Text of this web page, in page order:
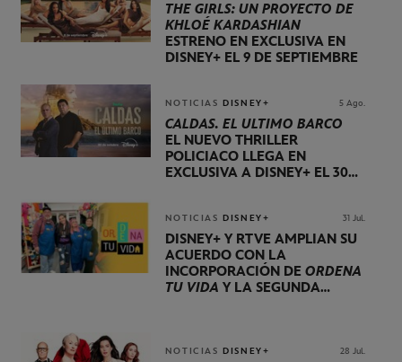
THE GIRLS: UN PROYECTO DE
KHLOÉ KARDASHIAN
ESTRENO EN EXCLUSIVA EN
DISNEY+ EL 9 DE SEPTIEMBRE
NOTICIAS DISNEY+ 5 Ago.
CALDAS. EL ÚLTIMO BARCO
EL NUEVO THRILLER
POLICIACO LLEGA EN
EXCLUSIVA A DISNEY+ EL 30
NOTICIAS DISNEY+ 31 Jul.
DISNEY+ Y RTVE AMPLÍAN SU
ACUERDO CON LA
INCORPORACIÓN DE ORDENA
TU VIDA Y LA SEGUNDA
NOTICIAS DISNEY+ 28 Jul.